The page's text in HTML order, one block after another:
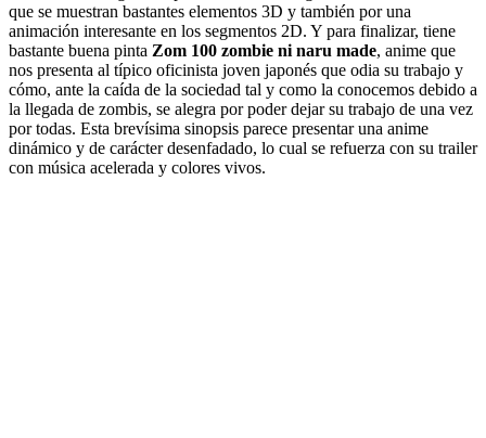
que se muestran bastantes elementos 3D y también por una
animación interesante en los segmentos 2D. Y para finalizar, tiene
bastante buena pinta Zom 100 zombie ni naru made, anime que
nos presenta al típico oficinista joven japonés que odia su trabajo y
cómo, ante la caída de la sociedad tal y como la conocemos debido a
la llegada de zombis, se alegra por poder dejar su trabajo de una vez
por todas. Esta brevísima sinopsis parece presentar una anime
dinámico y de carácter desenfadado, lo cual se refuerza con su trailer
con música acelerada y colores vivos.